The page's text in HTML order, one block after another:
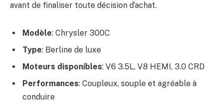
avant de finaliser toute décision d’achat.
Modèle: Chrysler 300C
Type: Berline de luxe
Moteurs disponibles: V6 3.5L, V8 HEMI, 3.0 CRD
Performances: Coupleux, souple et agréable à
conduire